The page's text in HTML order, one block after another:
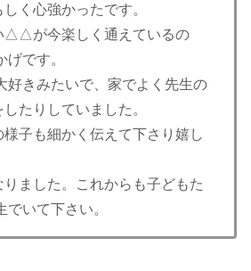
く心強かったです。
△△が今楽しく通えているの
です。
好きみたいで、家でよく先生の
たりしていました。
子も細かく伝えて下さり嬉し
ました。これからも子どもた
いて下さい。